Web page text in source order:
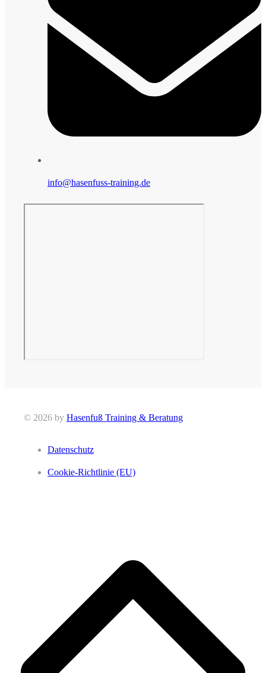
info@hasenfuss-training.de
© 2026 by Hasenfuß Training & Beratung
Datenschutz
Cookie-Richtlinie (EU)